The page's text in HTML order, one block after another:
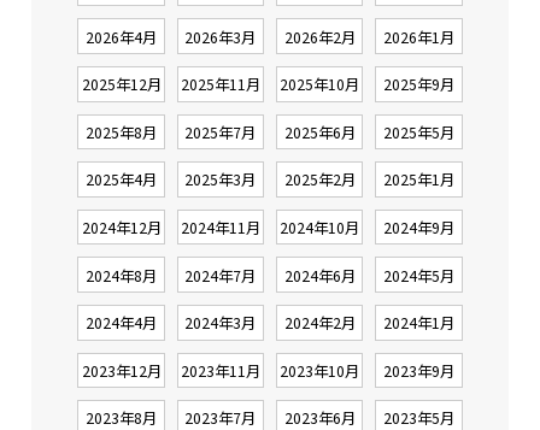
2026年4月 2026年3月 2026年2月 2026年1月
2025年12月 2025年11月 2025年10月 2025年9月
2025年8月 2025年7月 2025年6月 2025年5月
2025年4月 2025年3月 2025年2月 2025年1月
2024年12月 2024年11月 2024年10月 2024年9月
2024年8月 2024年7月 2024年6月 2024年5月
2024年4月 2024年3月 2024年2月 2024年1月
2023年12月 2023年11月 2023年10月 2023年9月
2023年8月 2023年7月 2023年6月 2023年5月